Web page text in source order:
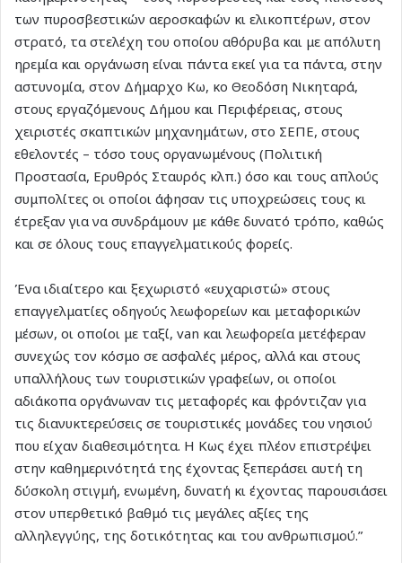
των πυροσβεστικών αεροσκαφών κι ελικοπτέρων, στον
στρατό, τα στελέχη του οποίου αθόρυβα και με απόλυτη
ηρεμία και οργάνωση είναι πάντα εκεί για τα πάντα, στην
αστυνομία, στον Δήμαρχο Κω, κο Θεοδόση Νικηταρά,
στους εργαζόμενους Δήμου και Περιφέρειας, στους
χειριστές σκαπτικών μηχανημάτων, στο ΣΕΠΕ, στους
εθελοντές – τόσο τους οργανωμένους (Πολιτική
Προστασία, Ερυθρός Σταυρός κλπ.) όσο και τους απλούς
συμπολίτες οι οποίοι άφησαν τις υποχρεώσεις τους κι
έτρεξαν για να συνδράμουν με κάθε δυνατό τρόπο, καθώς
και σε όλους τους επαγγελματικούς φορείς.
Ένα ιδιαίτερο και ξεχωριστό «ευχαριστώ» στους
επαγγελματίες οδηγούς λεωφορείων και μεταφορικών
μέσων, οι οποίοι με ταξί, van και λεωφορεία μετέφεραν
συνεχώς τον κόσμο σε ασφαλές μέρος, αλλά και στους
υπαλλήλους των τουριστικών γραφείων, οι οποίοι
αδιάκοπα οργάνωναν τις μεταφορές και φρόντιζαν για
τις διανυκτερεύσεις σε τουριστικές μονάδες του νησιού
που είχαν διαθεσιμότητα. Η Κως έχει πλέον επιστρέψει
στην καθημερινότητά της έχοντας ξεπεράσει αυτή τη
δύσκολη στιγμή, ενωμένη, δυνατή κι έχοντας παρουσιάσει
στον υπερθετικό βαθμό τις μεγάλες αξίες της
αλληλεγγύης, της δοτικότητας και του ανθρωπισμού.”